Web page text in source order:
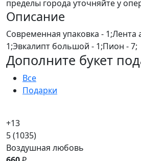
пределы города уточняйте у
Описание
Современная упаковка - 1;Лента
1;Эвкалипт большой - 1;Пион - 7;
Дополните букет
Все
Подарки
+13
5(1035)
Воздушная любовь